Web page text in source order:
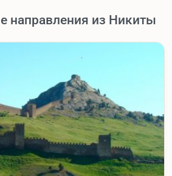
направления из Никиты